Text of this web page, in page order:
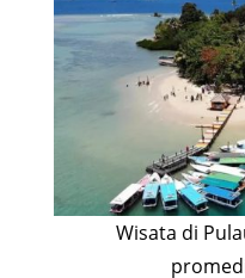
Wisata di